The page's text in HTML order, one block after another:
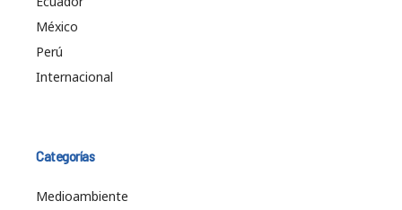
México
Perú
Internacional
Categorías
Medioambiente